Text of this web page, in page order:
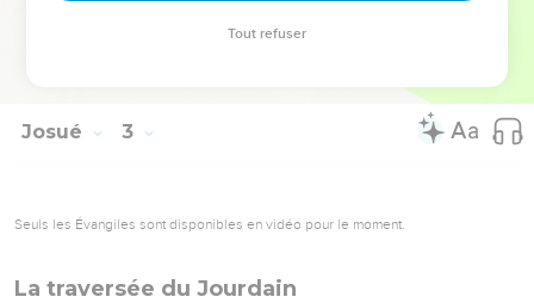
Ils lui dirent : « C’est certain, l'Eternel a livré tout le pays
Josué 3
Seuls les Évangiles sont disponibles en vidéo pour le moment.
La traversée du Jourdain
Tout refuser